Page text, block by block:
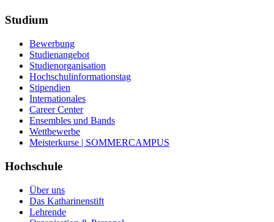
Studium
Bewerbung
Studienangebot
Studienorganisation
Hochschulinformationstag
Stipendien
Internationales
Career Center
Ensembles und Bands
Wettbewerbe
Meisterkurse | SOMMERCAMPUS
Hochschule
Über uns
Das Katharinenstift
Lehrende